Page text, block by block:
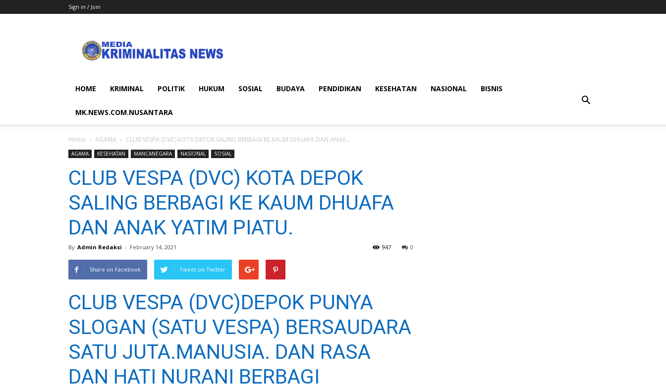
Sign in / Join
KRIMINALITAS
NEWS
HOME KRIMINAL POLITIK HUKUM SOSIAL BUDAYA PENDIDIKAN KESEHATAN NASIONAL BISNIS
MK.NEWS.COM.NUSANTARA
Home AGAMA CLUB VESPA (DVC) KOTA DEPOK SALING BERBAGI KE KAUM DHUAFA DAN ANAK...
AGAMA KESEHATAN MANCANEGARA NASIONAL SOSIAL
CLUB VESPA (DVC) KOTA DEPOK
SALING BERBAGI KE KAUM DHUAFA
DAN ANAK YATIM PIATU.
By Admin Redaksi - February 14, 2021 0
947
Share on Facebook Tweet on Twitter
CLUB VESPA (DVC)DEPOK PUNYA
SLOGAN (SATU VESPA) BERSAUDARA
SATU JUTA.MANUSIA. DAN RASA
DAN HATI NURANI BERBAGI